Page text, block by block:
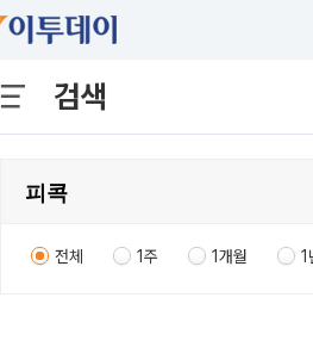
검색
전체 1주 1개월 1